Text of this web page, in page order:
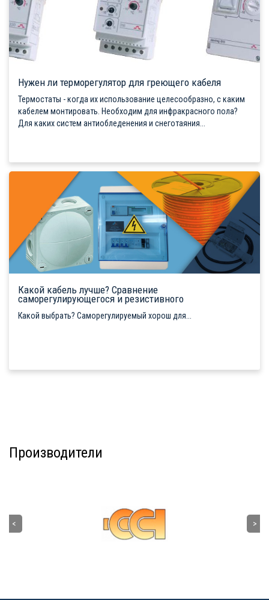
Нужен ли терморегулятор для греющего кабеля
Термостаты - когда их использование целесообразно, с каким
кабелем монтировать. Необходим для инфракрасного пола?
Для каких систем антиобледенения и снеготаяния...
Какой кабель лучше? Сравнение
саморегулирующегося и резистивного
Какой выбрать? Саморегулируемый хорош для...
Производители